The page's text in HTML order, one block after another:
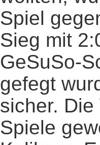
Spiel
Sieg mit
GeSuSo-
gefegt
sicher.
Spiele